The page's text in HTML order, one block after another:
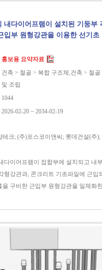
내다이어프램이 설치된 기둥부
입부 원형강관을 이용한 선기초
홍보용 요약자료
건축 > 철골 > 복합 구조체,건축 > 철골
및 조립
1044
2026-02-20 ~ 2034-02-19
테크; (주)포스코이앤씨; 롯데건설(주
다이어프램이 접합부에 설치되고 내
형강관과, 콘크리트 기초파일에 근입
을 구비한 근입부 원형강관을 일체화